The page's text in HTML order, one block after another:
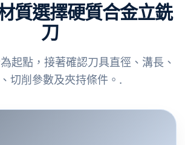
質選擇硬質合金立銑
刀
起點，接著確認刀具直徑、溝長、
切削參數及夾持條件。.